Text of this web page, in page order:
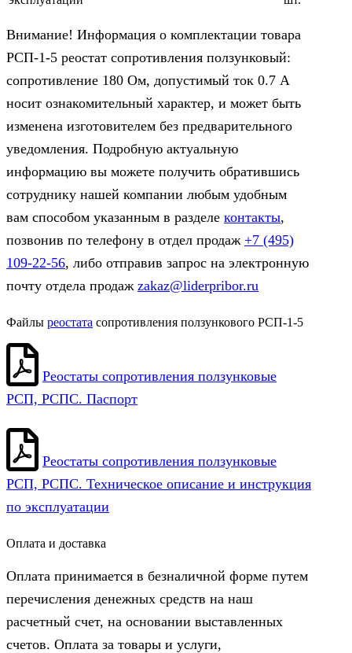
Внимание! Информация о комплектации товара
РСП-1-5 реостат сопротивления ползунковый:
сопротивление 180 Ом, допустимый ток 0.7 А
носит ознакомительный характер, и может быть
изменена изготовителем без предварительного
уведомления. Подробную актуальную
информацию вы можете получить обратившись
сотруднику нашей компании любым удобным
вам способом указанным в разделе контакты,
позвонив по телефону в отдел продаж +7 (495)
109-22-56, либо отправив запрос на электронную
почту отдела продаж zakaz@liderpribor.ru
Файлы реостата сопротивления ползункового РСП-1-5
Реостаты сопротивления ползунковые
РСП, РСПС. Паспорт
Реостаты сопротивления ползунковые
РСП, РСПС. Техническое описание и инструкция
по эксплуатации
Оплата и доставка
Оплата принимается в безналичной форме путем
перечисления денежных средств на наш
расчетный счет, на основании выставленных
счетов. Оплата за товары и услуги,